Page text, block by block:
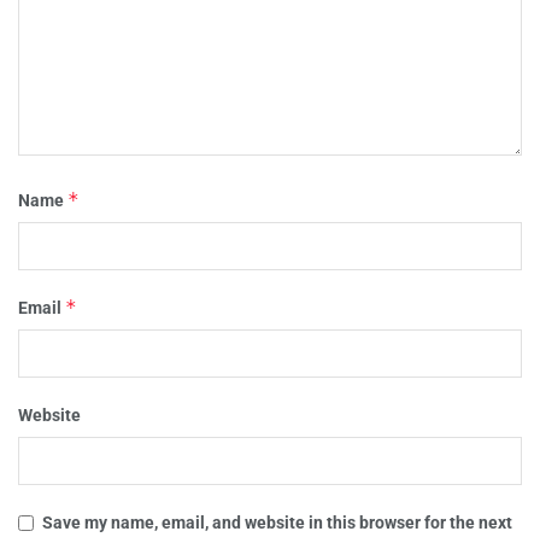
Name *
Email *
Website
Save my name, email, and website in this browser for the next